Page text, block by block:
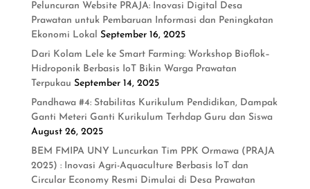
Peluncuran Website PRAJA: Inovasi Digital Desa
Prawatan untuk Pembaruan Informasi dan Peningkatan
Ekonomi Lokal September 16, 2025
Dari Kolam Lele ke Smart Farming: Workshop Bioflok–
Hidroponik Berbasis IoT Bikin Warga Prawatan
Terpukau September 14, 2025
Pandhawa #4: Stabilitas Kurikulum Pendidikan, Dampak
Ganti Meteri Ganti Kurikulum Terhdap Guru dan Siswa
August 26, 2025
BEM FMIPA UNY Luncurkan Tim PPK Ormawa (PRAJA
2025) : Inovasi Agri-Aquaculture Berbasis IoT dan
Circular Economy Resmi Dimulai di Desa Prawatan